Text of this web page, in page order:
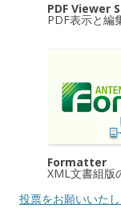
PDF Viewer
PDF表示と編
Formatter
XML文書組版
投票をお願いいた